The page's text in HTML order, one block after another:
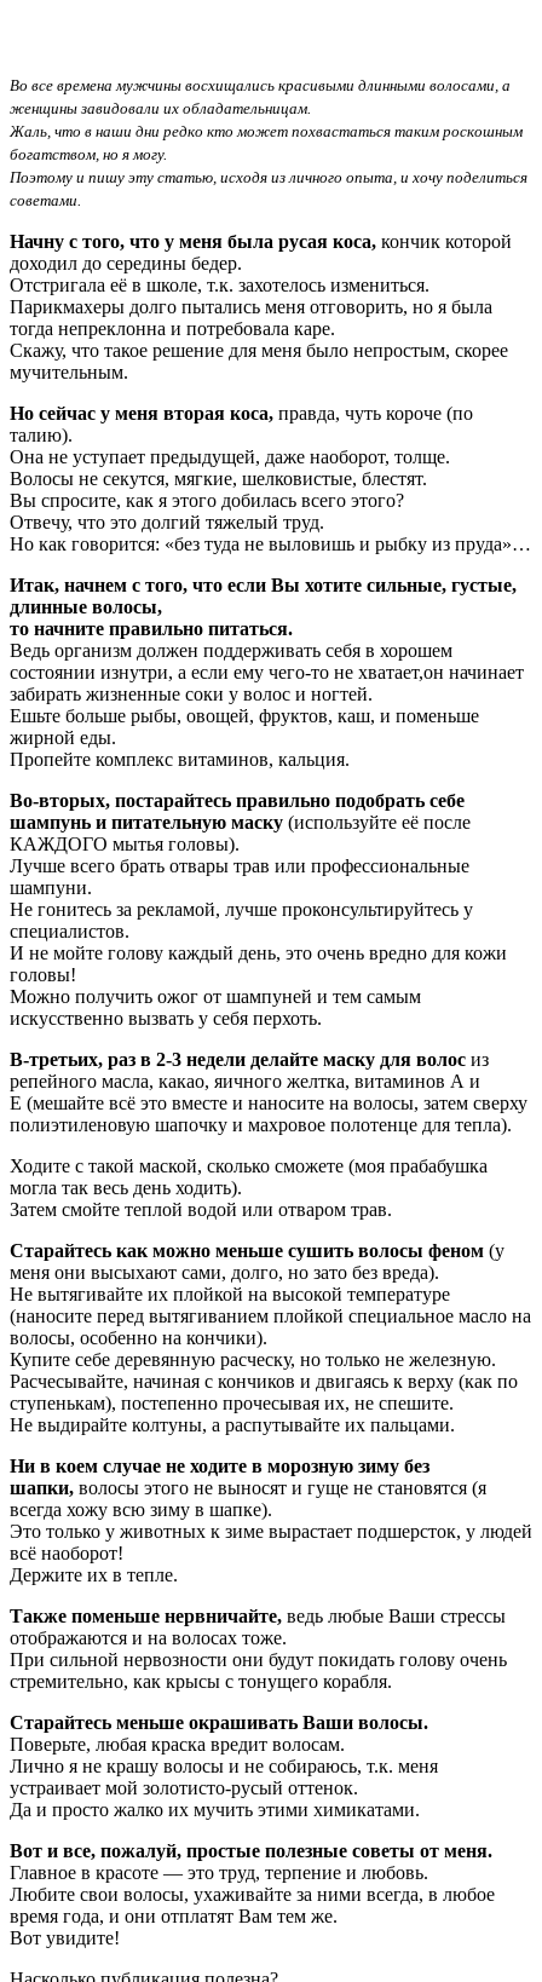
Во все времена мужчины восхищались красивыми длинными волосами, а
женщины завидовали их обладательницам.
Жаль, что в наши дни редко кто может похвастаться таким роскошным
богатством, но я могу.
Поэтому и пишу эту статью, исходя из личного опыта, и хочу поделиться
советами.
Начну с того, что у меня была русая коса, кончик которой
доходил до середины бедер.
Отстригала её в школе, т.к. захотелось измениться.
Парикмахеры долго пытались меня отговорить, но я была
тогда непреклонна и потребовала каре.
Скажу, что такое решение для меня было непростым, скорее
мучительным.
Но сейчас у меня вторая коса, правда, чуть короче (по
талию).
Она не уступает предыдущей, даже наоборот, толще.
Волосы не секутся, мягкие, шелковистые, блестят.
Вы спросите, как я этого добилась всего этого?
Отвечу, что это долгий тяжелый труд.
Но как говорится: «без туда не выловишь и рыбку из пруда»…
Итак, начнем с того, что если Вы хотите сильные, густые,
длинные волосы,
то начните правильно питаться.
Ведь организм должен поддерживать себя в хорошем
состоянии изнутри, а если ему чего-то не хватает,он начинает
забирать жизненные соки у волос и ногтей.
Ешьте больше рыбы, овощей, фруктов, каш, и поменьше
жирной еды.
Пропейте комплекс витаминов, кальция.
Во-вторых, постарайтесь правильно подобрать себе
шампунь и питательную маску (используйте её после
КАЖДОГО мытья головы).
Лучше всего брать отвары трав или профессиональные
шампуни.
Не гонитесь за рекламой, лучше проконсультируйтесь у
специалистов.
И не мойте голову каждый день, это очень вредно для кожи
головы!
Можно получить ожог от шампуней и тем самым
искусственно вызвать у себя перхоть.
В-третьих, раз в 2-3 недели делайте маску для волос из
репейного масла, какао, яичного желтка, витаминов А и
Е (мешайте всё это вместе и наносите на волосы, затем сверху
полиэтиленовую шапочку и махровое полотенце для тепла).
Ходите с такой маской, сколько сможете (моя прабабушка
могла так весь день ходить).
Затем смойте теплой водой или отваром трав.
Старайтесь как можно меньше сушить волосы феном (у
меня они высыхают сами, долго, но зато без вреда).
Не вытягивайте их плойкой на высокой температуре
(наносите перед вытягиванием плойкой специальное масло на
волосы, особенно на кончики).
Купите себе деревянную расческу, но только не железную.
Расчесывайте, начиная с кончиков и двигаясь к верху (как по
ступенькам), постепенно прочесывая их, не спешите.
Не выдирайте колтуны, а распутывайте их пальцами.
Ни в коем случае не ходите в морозную зиму без
шапки, волосы этого не выносят и гуще не становятся (я
всегда хожу всю зиму в шапке).
Это только у животных к зиме вырастает подшерсток, у людей
всё наоборот!
Держите их в тепле.
Также поменьше нервничайте, ведь любые Ваши стрессы
отображаются и на волосах тоже.
При сильной нервозности они будут покидать голову очень
стремительно, как крысы с тонущего корабля.
Старайтесь меньше окрашивать Ваши волосы.
Поверьте, любая краска вредит волосам.
Лично я не крашу волосы и не собираюсь, т.к. меня
устраивает мой золотисто-русый оттенок.
Да и просто жалко их мучить этими химикатами.
Вот и все, пожалуй, простые полезные советы от меня.
Главное в красоте — это труд, терпение и любовь.
Любите свои волосы, ухаживайте за ними всегда, в любое
время года, и они отплатят Вам тем же.
Вот увидите!